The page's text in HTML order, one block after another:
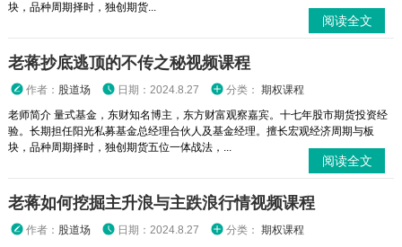
块，品种周期择时，独创期货...
阅读全文
老蒋抄底逃顶的不传之秘视频课程
作者： 股道场 日期：2024.8.27 分类： 期权课程
老师简介 量式基金，东财知名博主，东方财富观察嘉宾。十七年股市期货投资经
验。长期担任阳光私募基金总经理合伙人及基金经理。擅长宏观经济周期与板
块，品种周期择时，独创期货五位一体战法，...
阅读全文
老蒋如何挖掘主升浪与主跌浪行情视频课程
作者： 股道场 日期：2024.8.27 分类： 期权课程